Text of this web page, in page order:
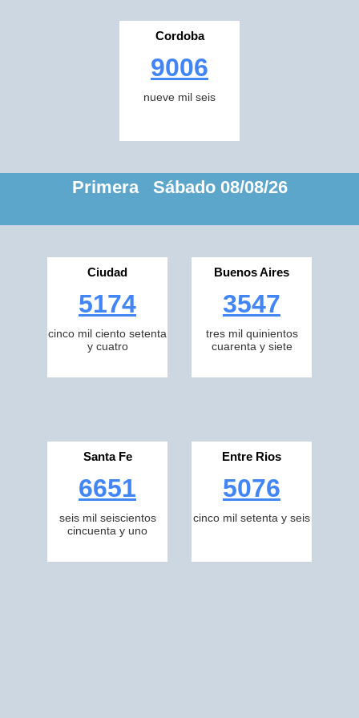
Cordoba
9006
nueve mil seis
Primera Sábado 08/08/26
Ciudad
5174
cinco mil ciento setenta
y cuatro
Buenos Aires
3547
tres mil quinientos
cuarenta y siete
Santa Fe
6651
seis mil seiscientos
cincuenta y uno
Entre Rios
5076
cinco mil setenta y seis